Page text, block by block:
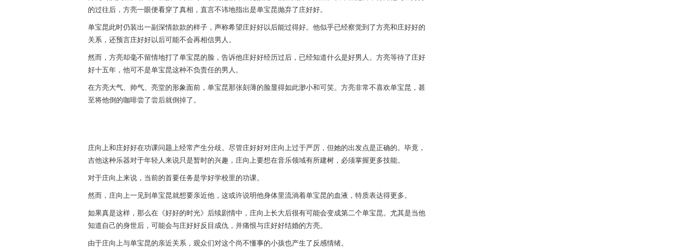
的过往后，方亮一眼便看穿了真相，直言不讳地指出是单宝昆抛弃了庄好好。
单宝昆此时仍装出一副深情款款的样子，声称希望庄好好以后能过得好。他似乎已经察觉到了方亮和庄好好的
关系，还预言庄好好以后可能不会再相信男人。
然而，方亮却毫不留情地打了单宝昆的脸，告诉他庄好好经历过后，已经知道什么是好男人。方亮等待了庄好
好十五年，他可不是单宝昆这种不负责任的男人。
在方亮大气、帅气、亮堂的形象面前，单宝昆那张刻薄的脸显得如此渺小和可笑。方亮非常不喜欢单宝昆，甚
至将他倒的咖啡尝了尝后就倒掉了。
庄向上和庄好好在功课问题上经常产生分歧。尽管庄好好对庄向上过于严厉，但她的出发点是正确的。毕竟，
吉他这种乐器对于年轻人来说只是暂时的兴趣，庄向上要想在音乐领域有所建树，必须掌握更多技能。
对于庄向上来说，当前的首要任务是学好学校里的功课。
然而，庄向上一见到单宝昆就想要亲近他，这或许说明他身体里流淌着单宝昆的血液，特质表达得更多。
如果真是这样，那么在《好好的时光》后续剧情中，庄向上长大后很有可能会变成第二个单宝昆。尤其是当他
知道自己的身世后，可能会与庄好好反目成仇，并痛恨与庄好好结婚的方亮。
由于庄向上与单宝昆的亲近关系，观众们对这个尚不懂事的小孩也产生了反感情绪。